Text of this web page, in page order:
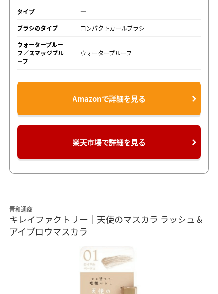
タイプ
―
ブラシのタイプ
コンパクトカールブラシ
ウォータープルー
フ／スマッジプル
ーフ
ウォータープルーフ
Amazonで詳細を見る
楽天市場で詳細を見る
青和通商
キレイファクトリー｜天使のマスカラ ラッシュ＆
アイブロウマスカラ